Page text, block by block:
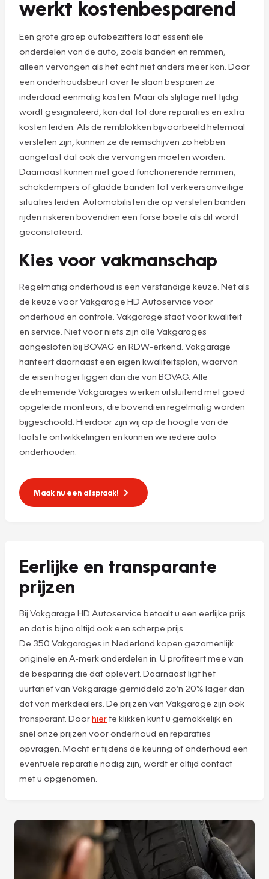
werkt kostenbesparend
Een grote groep autobezitters laat essentiële
onderdelen van de auto, zoals banden en remmen,
alleen vervangen als het echt niet anders meer kan. Door
een onderhoudsbeurt over te slaan besparen ze
inderdaad eenmalig kosten. Maar als slijtage niet tijdig
wordt gesignaleerd, kan dat tot dure reparaties en extra
kosten leiden. Als de remblokken bijvoorbeeld helemaal
versleten zijn, kunnen ze de remschijven zo hebben
aangetast dat ook die vervangen moeten worden.
Daarnaast kunnen niet goed functionerende remmen,
schokdempers of gladde banden tot verkeersonveilige
situaties leiden. Automobilisten die op versleten banden
rijden riskeren bovendien een forse boete als dit wordt
geconstateerd.
Kies voor vakmanschap
Regelmatig onderhoud is een verstandige keuze. Net als
de keuze voor Vakgarage HD Autoservice voor
onderhoud en controle. Vakgarage staat voor kwaliteit
en service. Niet voor niets zijn alle Vakgarages
aangesloten bij BOVAG en RDW-erkend. Vakgarage
hanteert daarnaast een eigen kwaliteitsplan, waarvan
de eisen hoger liggen dan die van BOVAG. Alle
deelnemende Vakgarages werken uitsluitend met goed
opgeleide monteurs, die bovendien regelmatig worden
bijgeschoold. Hierdoor zijn wij op de hoogte van de
laatste ontwikkelingen en kunnen we iedere auto
onderhouden.
Maak nu een afspraak!
Eerlijke en transparante
prijzen
Bij Vakgarage HD Autoservice betaalt u een eerlijke prijs
en dat is bijna altijd ook een scherpe prijs.
De 350 Vakgarages in Nederland kopen gezamenlijk
originele en A-merk onderdelen in. U profiteert mee van
de besparing die dat oplevert. Daarnaast ligt het
uurtarief van Vakgarage gemiddeld zo’n 20% lager dan
dat van merkdealers. De prijzen van Vakgarage zijn ook
transparant. Doorhierte klikken kunt u gemakkelijk en
snel onze prijzen voor onderhoud en reparaties
opvragen. Mocht er tijdens de keuring of onderhoud een
eventuele reparatie nodig zijn, wordt er altijd contact
met u opgenomen.